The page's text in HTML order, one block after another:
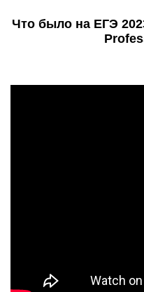
Что было на ЕГЭ